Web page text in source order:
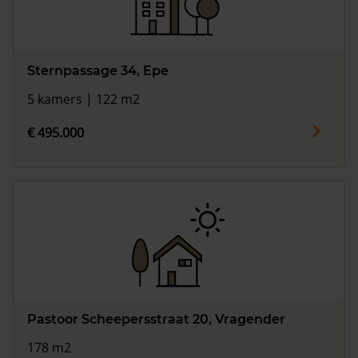
Sternpassage 34, Epe
5 kamers | 122 m2
€ 495.000
Pastoor Scheepersstraat 20, Vragender
178 m2